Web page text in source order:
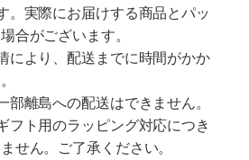
。実際にお届けする商品とパッ
合がございます。
により、配送までに時間がかか
離島への配送はできません。
フト用のラッピング対応につき
せん。ご了承ください。